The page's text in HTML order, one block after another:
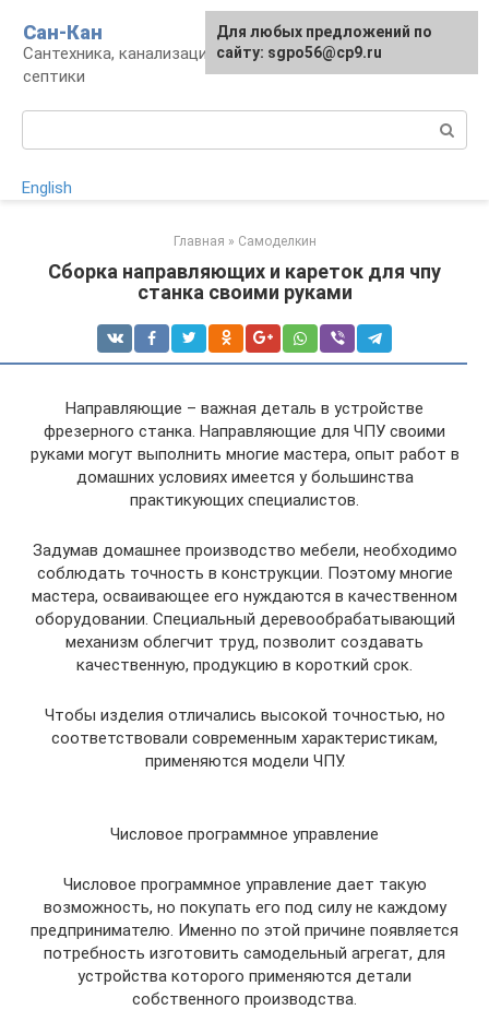
контенту
Сан-Кан
Сантехника, канализация, водопровод,
септики
English
Главная » Самоделкин
Сборка направляющих и кареток для чпу
станка своими руками
Направляющие – важная деталь в устройстве
фрезерного станка. Направляющие для ЧПУ своими
руками могут выполнить многие мастера, опыт работ в
домашних условиях имеется у большинства
практикующих специалистов.
Задумав домашнее производство мебели, необходимо
соблюдать точность в конструкции. Поэтому многие
мастера, осваивающее его нуждаются в качественном
оборудовании. Специальный деревообрабатывающий
механизм облегчит труд, позволит создавать
качественную, продукцию в короткий срок.
Чтобы изделия отличались высокой точностью, но
соответствовали современным характеристикам,
применяются модели ЧПУ.
Числовое программное управление
Числовое программное управление дает такую
возможность, но покупать его под силу не каждому
предпринимателю. Именно по этой причине появляется
потребность изготовить самодельный агрегат, для
устройства которого применяются детали
собственного производства.
Для любых предложений по
сайту: sgpo56@cp9.ru